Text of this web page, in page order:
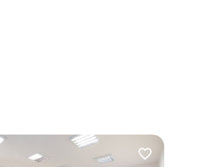
Dodaj do